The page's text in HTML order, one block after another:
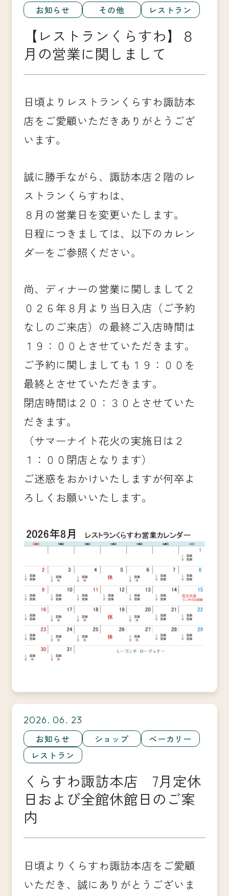
お知らせ その他 レストラン
【レストランくらすわ】８
月の営業に関しまして
日頃よりレストランくらすわ諏訪本
店をご愛顧いただきありがとうござ
います。
誠に勝手ながら、諏訪本店２階のレ
ストランくらすわは、
８月の営業日を変更いたします。
日程につきましては、以下のカレン
ダーをご参照ください。
尚、ディナーの営業に関しまして２
０２６年８月より当日入店（ご予約
なしのご来店）の最終ご入店時間は
１９：００とさせていただきます。
ご予約に関しましても１９：００を
最終とさせていただきます。
閉店時間は２０：３０とさせていた
だきます。
（サマーナイト花火の実施日は２
１：００閉店となります）
ご迷惑をおかけいたしますが何卒よ
ろしくお願いいたします。
2026. 06. 23
お知らせ ショップ
ベーカリー
レストラン
くらすわ諏訪本店 7月定休
日および全館休館日のご案
内
日頃よりくらすわ諏訪本店をご愛顧
いただき、誠にありがとうございま